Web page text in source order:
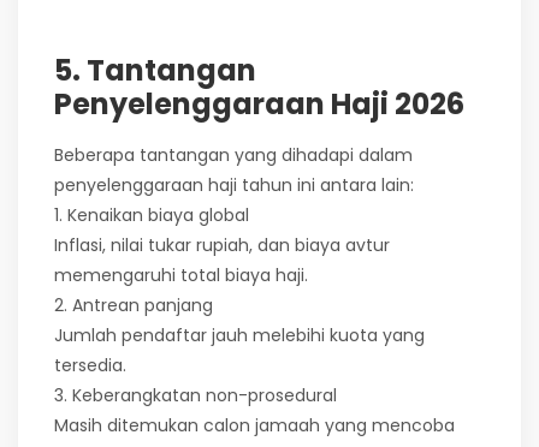
5. Tantangan
Penyelenggaraan Haji 2026
Beberapa tantangan yang dihadapi dalam
penyelenggaraan haji tahun ini antara lain:
1. Kenaikan biaya global
Inflasi, nilai tukar rupiah, dan biaya avtur
memengaruhi total biaya haji.
2. Antrean panjang
Jumlah pendaftar jauh melebihi kuota yang
tersedia.
3. Keberangkatan non-prosedural
Masih ditemukan calon jamaah yang mencoba